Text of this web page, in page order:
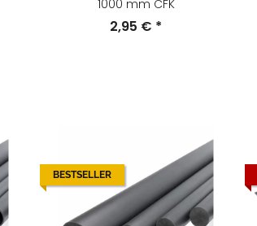
1000 mm CFK
2,95 € *
BESTSELLER